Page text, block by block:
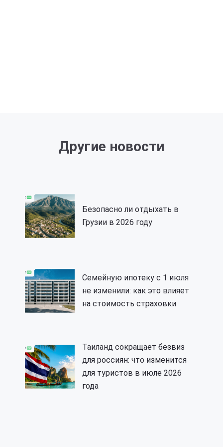
Другие новости
Безопасно ли отдыхать в
Грузии в 2026 году
Семейную ипотеку с 1 июля
не изменили: как это влияет
на стоимость страховки
Таиланд сокращает безвиз
для россиян: что изменится
для туристов в июле 2026
года